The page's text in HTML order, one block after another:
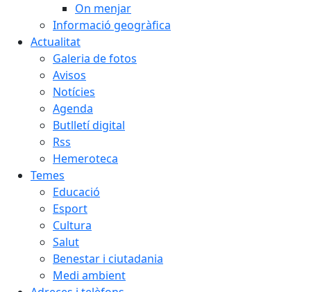
On menjar
Informació geogràfica
Actualitat
Galeria de fotos
Avisos
Notícies
Agenda
Butlletí digital
Rss
Hemeroteca
Temes
Educació
Esport
Cultura
Salut
Benestar i ciutadania
Medi ambient